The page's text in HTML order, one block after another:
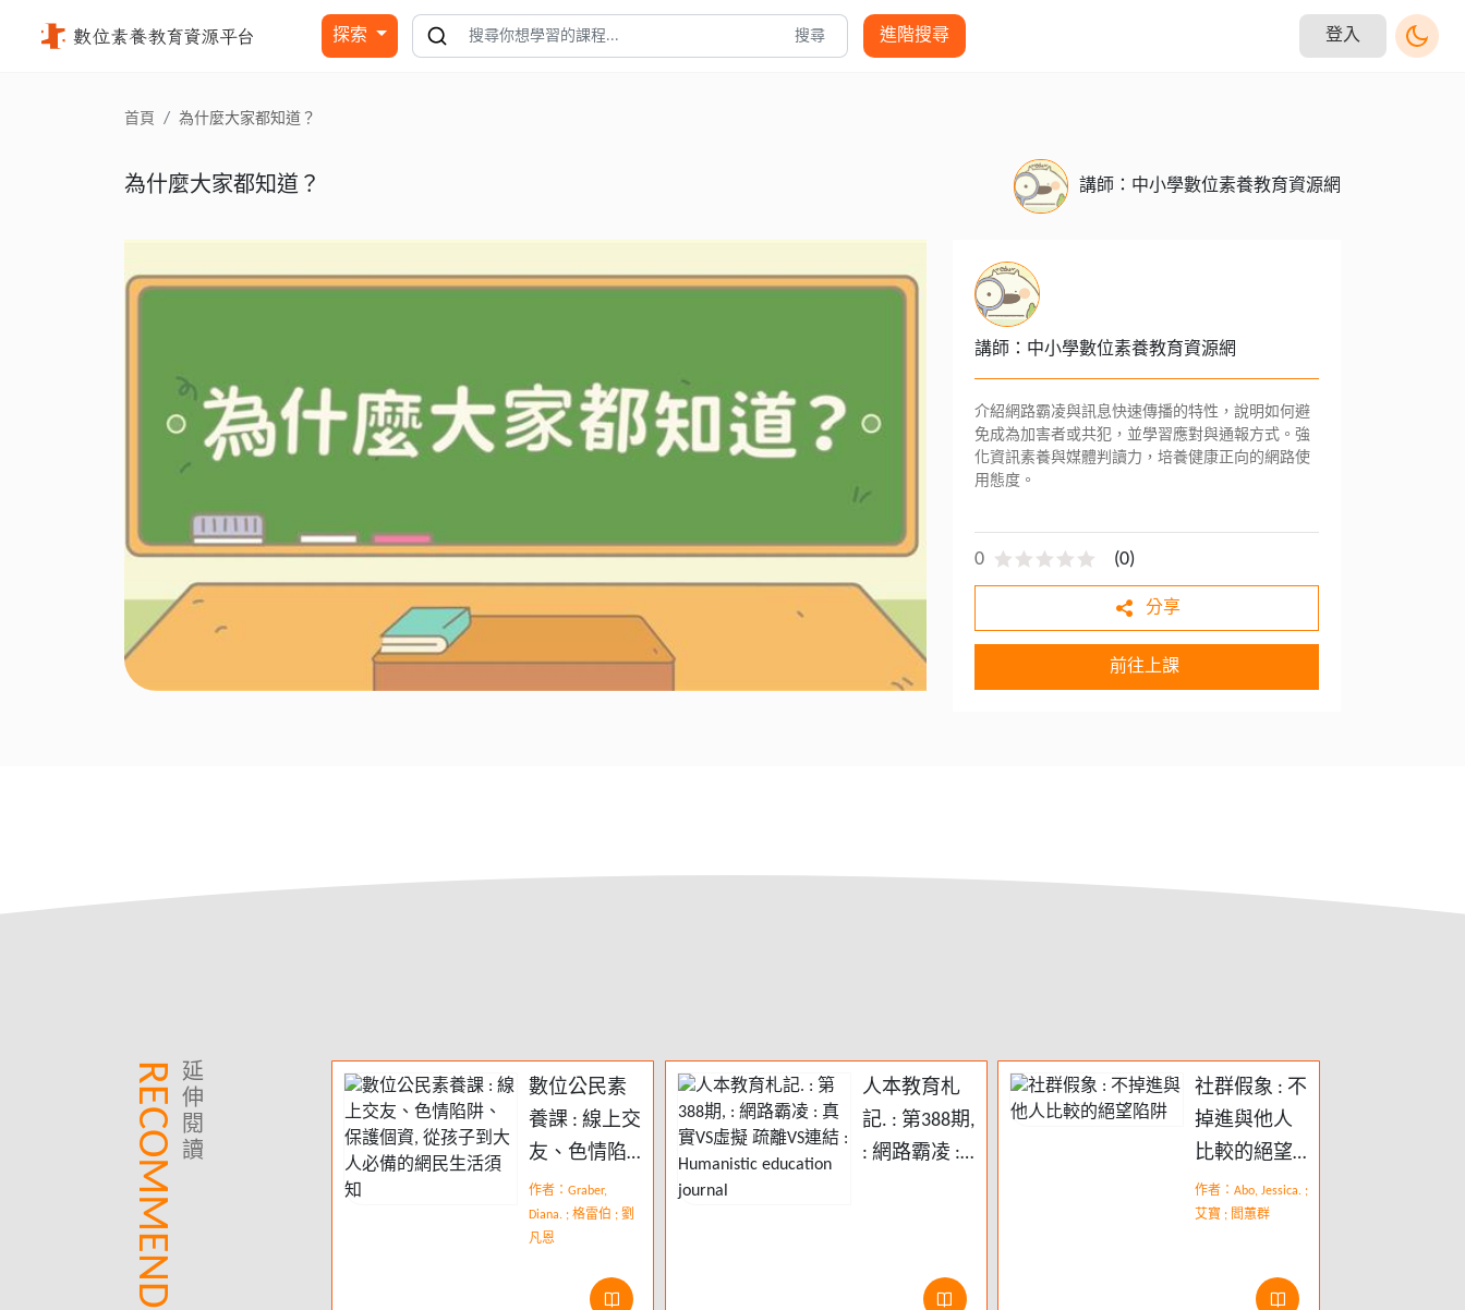
為什麼大家都知道？ - 國立公共資訊圖書館
探索
搜尋 進階搜尋 登入
首頁 為什麼大家都知道？
為什麼大家都知道？ 講師：中小學數位素養教育資源網
講師：中小學數位素養教育資源網
介紹網路霸凌與訊息快速傳播的特性，說明如何避
免成為加害者或共犯，並學習應對與通報方式。強
化資訊素養與媒體判讀力，培養健康正向的網路使
用態度。
0 (0)
分享
前往上課
RECOMMEND
延
伸
閱
讀
數位公民素
養課 : 線上交
友、色情陷
阱、保護個
資, 從孩子到
網民生活須
作者：Graber,
Diana. ; 格雷伯 ; 劉
凡恩
人本教育札
記. : 第388期,
: 網路霸凌 :
education
社群假象 : 不
掉進與他人
比較的絕望
陷阱
作者：Abo, Jessica. ;
艾寶 ; 閻蕙群